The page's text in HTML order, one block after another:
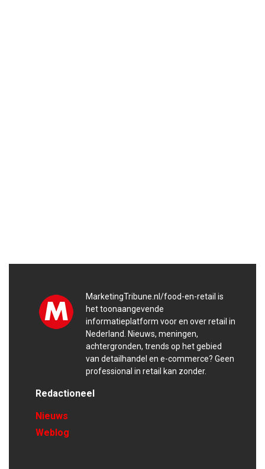
MarketingTribune.nl/food-en-retail is
het toonaangevende
informatieplatform voor en over retail in
Nederland. Nieuws, meningen,
achtergronden, trends op het gebied
van detailhandel en e-commerce? Geen
professional in retail kan zonder.
Redactioneel
Nieuws
Weblog